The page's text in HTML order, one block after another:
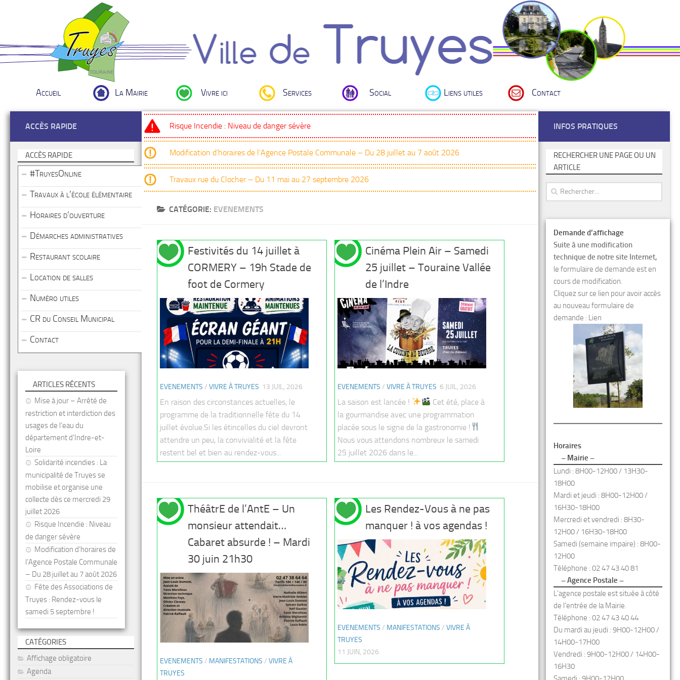
Accueil La Mairie Vivre ici Services Social Liens utiles Contact
Risque Incendie : Niveau de danger sévère
Modification d’horaires de l’Agence Postale Communale – Du 28 juillet au 7 août 2026
Travaux rue du Clocher – Du 11 mai au 27 septembre 2026
CATÉGORIE: EVENEMENTS
Festivités du 14 juillet à
CORMERY – 19h Stade de
foot de Cormery
EVENEMENTS / VIVRE À TRUYES 13 JUIL, 2026
En raison des circonstances actuelles, le
programme de la traditionnelle fête du 14
juillet évolue.Si les étincelles du ciel devront
attendre un peu, la convivialité et la fête
restent bel et bien au rendez-vous...
Cinéma Plein Air – Samedi
25 juillet – Touraine Vallée
de l’Indre
EVENEMENTS /VIVRE À TRUYES 6 JUIL, 2026
La saison est lancée !
Cet été, place à
la gourmandise avec une programmation
placée sous le signe de la gastronomie !
Nous vous attendons nombreux le samedi
25 juillet 2026 dans le...
ThéâtrE de l’AntE – Un
monsieur attendait…
Cabaret absurde ! – Mardi
30 juin 21h30
EVENEMENTS / MANIFESTATIONS / VIVRE À
TRUYES
Les Rendez-Vous à ne pas
manquer ! à vos agendas !
EVENEMENTS / MANIFESTATIONS /VIVRE À
TRUYES
11 JUIN, 2026
ACCÈS RAPIDE
ACCÈS RAPIDE
#TruyesOnline
Travaux à l’école élémentaire
Horaires d’ouverture
Démarches administratives
Restaurant scolaire
Location de salles
Numéro utiles
CR du Conseil Municipal
Contact
ARTICLES RÉCENTS
Mise à jour – Arrêté de
restriction et interdiction des
usages de l’eau du
département d’Indre-et-
Loire
Solidarité incendies : La
municipalité de Truyes se
mobilise et organise une
collecte dès ce mercredi 29
juillet 2026
Risque Incendie : Niveau
de danger sévère
Modification d’horaires de
l’Agence Postale Communale
– Du 28 juillet au 7 août 2026
Fête des Associations de
Truyes : Rendez-vous le
samedi 5 septembre !
CATÉGORIES
Affichage obligatoire
Agenda
INFOS PRATIQUES
RECHERCHER UNE PAGE OU UN
ARTICLE
Demande d’affichage
Suite à une modification
technique de notre site Internet,
le formulaire de demande est en
cours de modification.
Cliquez sur ce lien pour avoir accès
au nouveau formulaire de
demande : Lien
Horaires
– Mairie –
Lundi : 8H00-12H00 / 13H30-
18H00
Mardi et jeudi : 8H00-12H00 /
16H30-18H00
Mercredi et vendredi : 8H30-
12H00 / 16H30-18H00
Samedi (semaine impaire) : 8H00-
12H00
Téléphone : 02 47 43 40 81
– Agence Postale –
L’agence postale est située à côté
de l’entrée de la Mairie.
Téléphone : 02 47 43 40 44
Du mardi au jeudi : 9H00-12H00 /
14H00-17H00
Vendredi : 9H00-12H00 / 14H00-
16H30